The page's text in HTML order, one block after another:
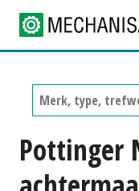
Pottinger